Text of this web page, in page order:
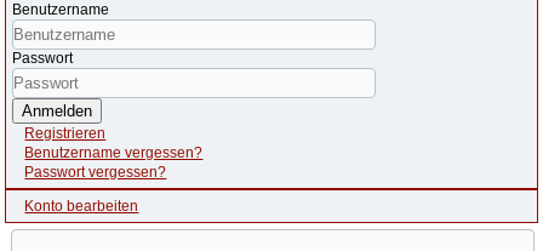
Benutzername
Passwort
Anmelden
Registrieren
Benutzername vergessen?
Passwort vergessen?
Konto bearbeiten